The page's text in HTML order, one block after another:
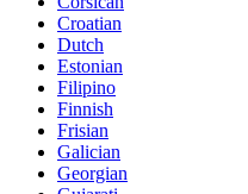
Croatian
Dutch
Estonian
Filipino
Finnish
Frisian
Galician
Georgian